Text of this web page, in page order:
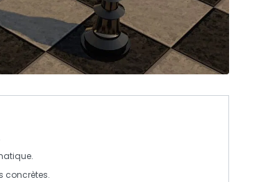
.
concrètes.